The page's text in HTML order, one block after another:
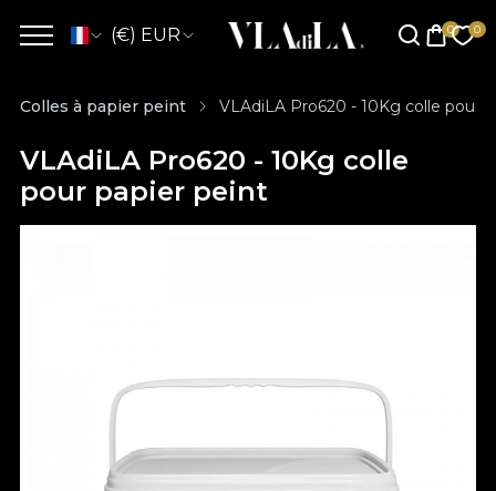
(€) EUR
Colles à papier peint VLAdiLA Pro620 - 10Kg colle pour
VLAdiLA Pro620 - 10Kg colle
pour papier peint